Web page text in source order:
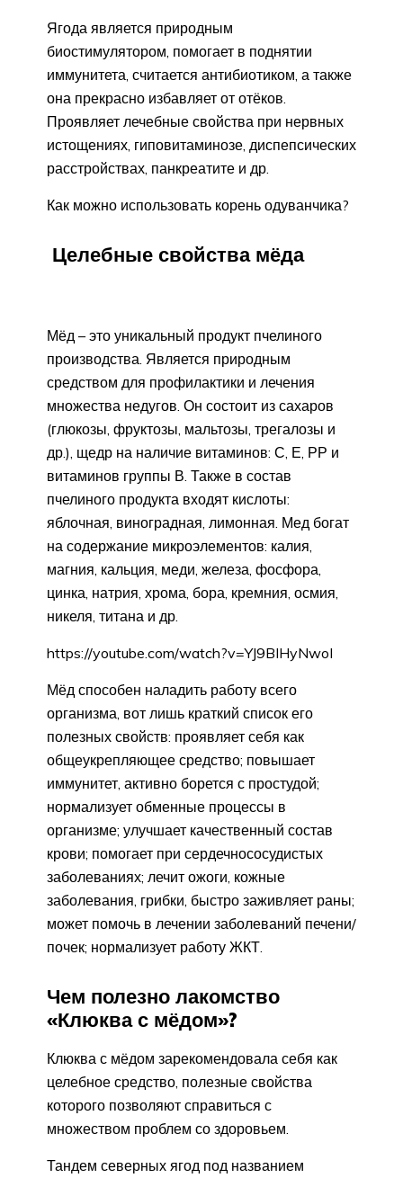
Ягода является природным
биостимулятором, помогает в поднятии
иммунитета, считается антибиотиком, а также
она прекрасно избавляет от отёков.
Проявляет лечебные свойства при нервных
истощениях, гиповитаминозе, диспепсических
расстройствах, панкреатите и др.
Как можно использовать корень одуванчика?
Целебные свойства мёда
Мёд – это уникальный продукт пчелиного
производства. Является природным
средством для профилактики и лечения
множества недугов. Он состоит из сахаров
(глюкозы, фруктозы, мальтозы, трегалозы и
др.), щедр на наличие витаминов: С, Е, РР и
витаминов группы В. Также в состав
пчелиного продукта входят кислоты:
яблочная, виноградная, лимонная. Мед богат
на содержание микроэлементов: калия,
магния, кальция, меди, железа, фосфора,
цинка, натрия, хрома, бора, кремния, осмия,
никеля, титана и др.
https://youtube.com/watch?v=YJ9BIHyNwoI
Мёд способен наладить работу всего
организма, вот лишь краткий список его
полезных свойств: проявляет себя как
общеукрепляющее средство; повышает
иммунитет, активно борется с простудой;
нормализует обменные процессы в
организме; улучшает качественный состав
крови; помогает при сердечнососудистых
заболеваниях; лечит ожоги, кожные
заболевания, грибки, быстро заживляет раны;
может помочь в лечении заболеваний печени/
почек; нормализует работу ЖКТ.
Чем полезно лакомство
«Клюква с мёдом»?
Клюква с мёдом зарекомендовала себя как
целебное средство, полезные свойства
которого позволяют справиться с
множеством проблем со здоровьем.
Тандем северных ягод под названием